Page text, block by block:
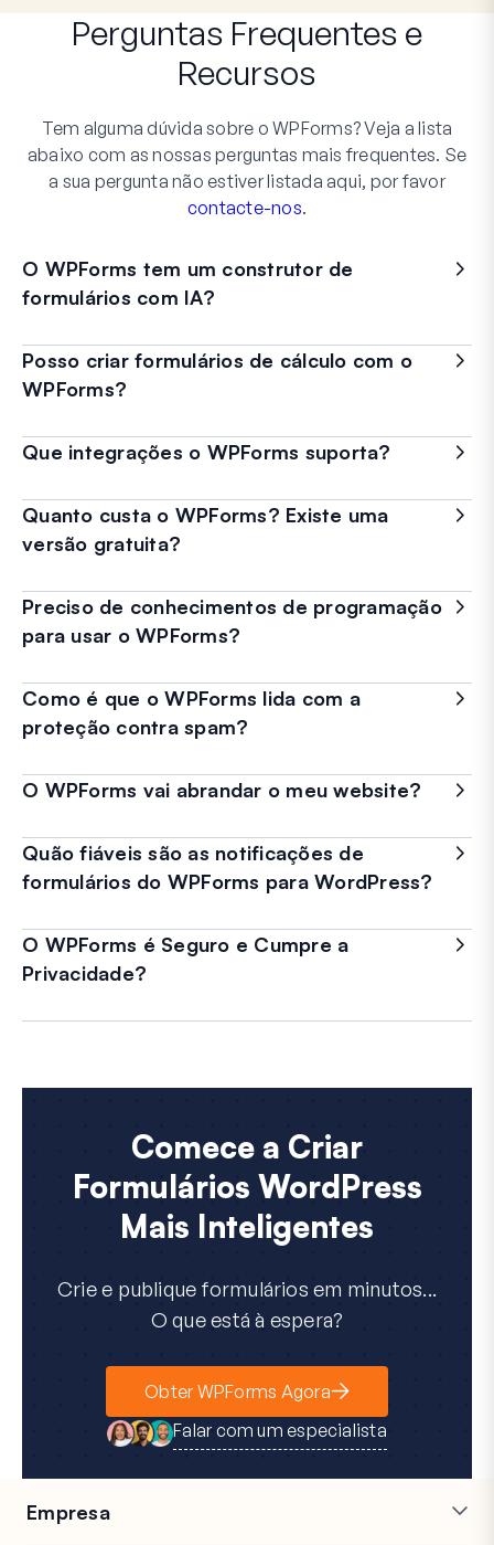
Perguntas Frequentes e
Recursos
Tem alguma dúvida sobre o WPForms? Veja a lista
abaixo com as nossas perguntas mais frequentes. Se
a sua pergunta não estiver listada aqui, por favor
contacte-nos.
O WPForms tem um construtor de
formulários com IA?
Posso criar formulários de cálculo com o
WPForms?
Que integrações o WPForms suporta?
Quanto custa o WPForms? Existe uma
versão gratuita?
Preciso de conhecimentos de programação
para usar o WPForms?
Como é que o WPForms lida com a
proteção contra spam?
O WPForms vai abrandar o meu website?
Quão fiáveis são as notificações de
formulários do WPForms para WordPress?
O WPForms é Seguro e Cumpre a
Privacidade?
Comece a Criar
Formulários WordPress
Mais Inteligentes
Crie e publique formulários em minutos...
O que está à espera?
Obter WPForms Agora
Falar com um especialista
Empresa